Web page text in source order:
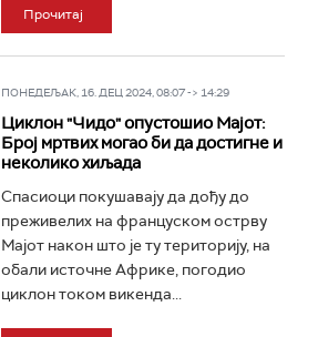
Прочитај
ПОНЕДЕЉАК, 16. ДЕЦ 2024, 08:07 -> 14:29
Циклон "Чидо" опустошио Мајот:
Број мртвих могао би да достигне и
неколико хиљада
Спасиоци покушавају да дођу до
преживелих на француском острву
Мајот након што је ту територију, на
обали источне Африке, погодио
циклон током викенда...